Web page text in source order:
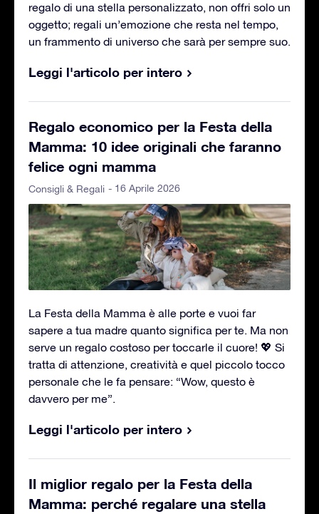
regalo di una stella personalizzato, non offri solo un
oggetto; regali un’emozione che resta nel tempo,
un frammento di universo che sarà per sempre suo.
Leggi l'articolo per intero
Regalo economico per la Festa della
Mamma: 10 idee originali che faranno
felice ogni mamma
Consigli & Regali - 16 Aprile 2026
La Festa della Mamma è alle porte e vuoi far
sapere a tua madre quanto significa per te. Ma non
serve un regalo costoso per toccarle il cuore! 💖 Si
tratta di attenzione, creatività e quel piccolo tocco
personale che le fa pensare: “Wow, questo è
davvero per me”.
Leggi l'articolo per intero
Il miglior regalo per la Festa della
Mamma: perché regalare una stella